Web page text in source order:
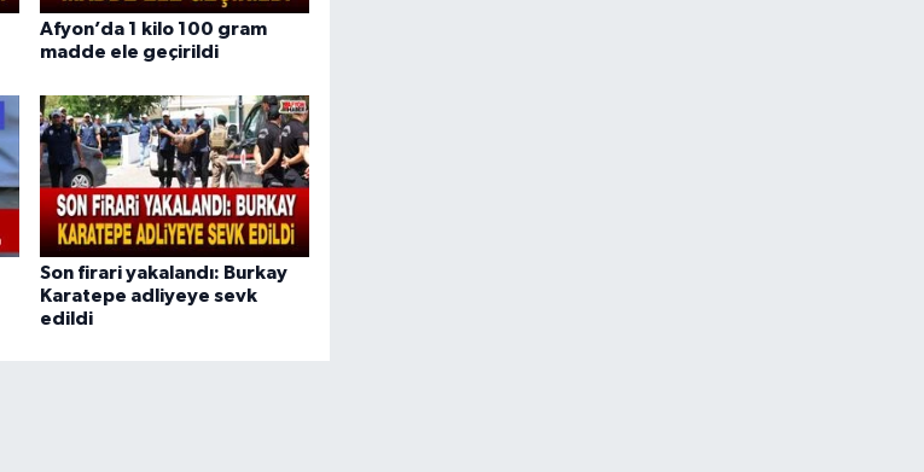
Afyon’da 1 kilo 100 gram
madde ele geçirildi
Son firari yakalandı: Burkay
Karatepe adliyeye sevk
edildi